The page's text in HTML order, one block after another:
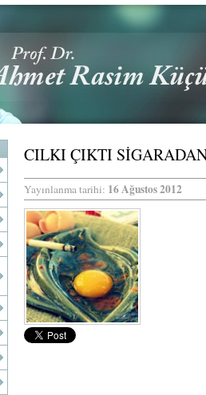
CILKI ÇIKTI
Yayınlanma tarihi: 16 Ağustos 2012